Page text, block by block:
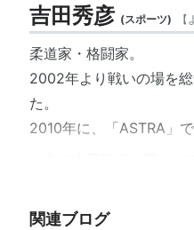
吉田秀彦 (スポーツ) 【
柔道家・格闘家。
2002年より戦いの場を
た。
2010年に、「ASTRA」
を開き
1969年9月3日
関連ブログ